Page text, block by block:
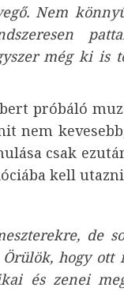
Nem
még ki is
próbáló
nem
csak
kell
de
hogy ott
és zenei